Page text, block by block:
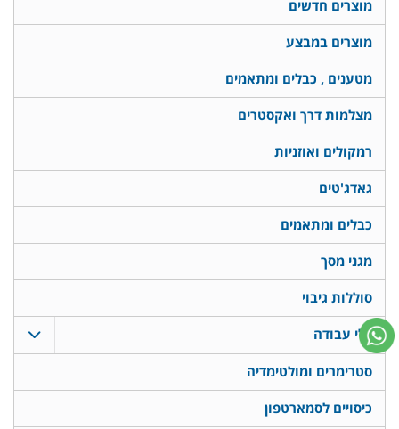
מוצרים חדשים
מוצרים במבצע
מטענים , כבלים ומתאמים
מצלמות דרך ואקסטרים
רמקולים ואוזניות
גאדג'טים
כבלים ומתאמים
מגני מסך
סוללות גיבוי
כלי עבודה
סטרימרים ומולטימדיה
כיסויים לסמארטפון